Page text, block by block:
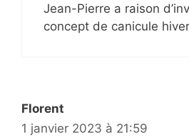
Jean-Pierre a raison
concept de canicule
Florent
1 janvier 2023 à 21:59